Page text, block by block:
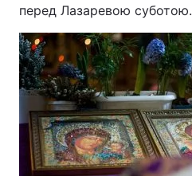
перед Лазаревою суботою.